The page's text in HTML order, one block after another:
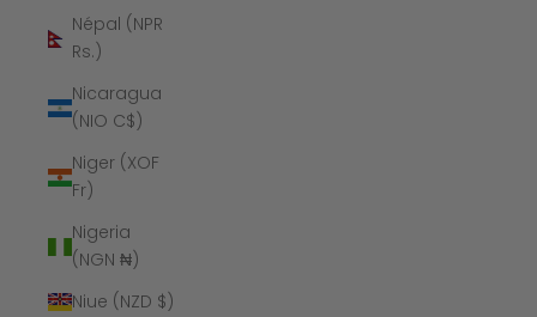
Népal (NPR
Rs.)
Nicaragua
(NIO C$)
Niger (XOF
Fr)
Nigeria
(NGN ₦)
Niue (NZD $)